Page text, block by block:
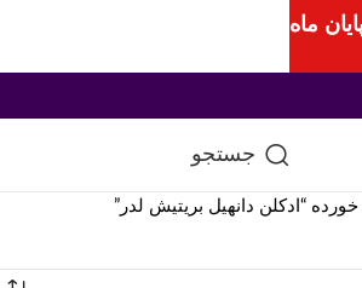
جستجو
“ادکلن دانهیل بریتیش لدر”
ماه